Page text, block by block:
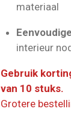
materiaal
interieur
Gebruik
van 10 stuks.
Grotere